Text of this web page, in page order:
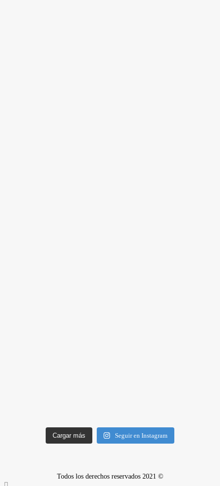
Cargar más Seguir en Instagram
Todos los derechos reservados 2021 ©